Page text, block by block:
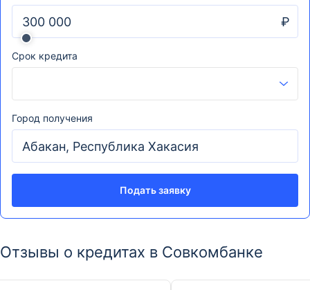
₽
Срок кредита
Город получения
Подать заявку
Отзывы о кредитах в Совкомбанке